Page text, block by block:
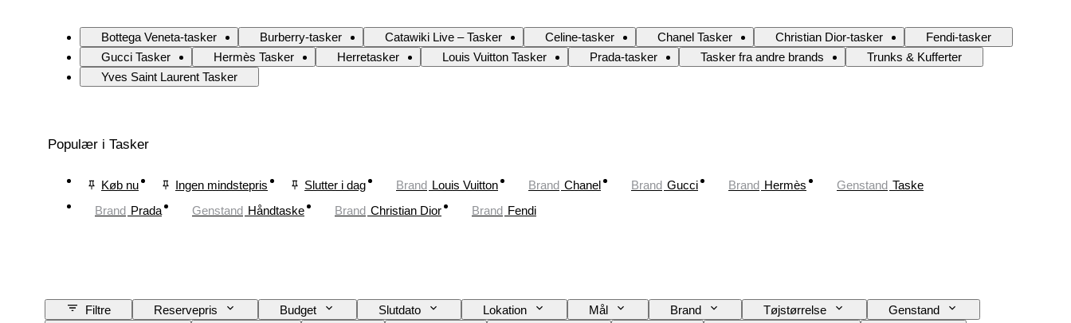
Bottega Veneta-tasker Burberry-tasker Catawiki Live – Tasker Celine-tasker Chanel Tasker Christian Dior-tasker
Fendi-tasker
Gucci Tasker
Hermès Tasker Herretasker Louis Vuitton Tasker Prada-tasker Tasker fra andre brands
Trunks & Kufferter
Yves Saint Laurent Tasker
Populær i Tasker
Køb nu Ingen mindstepris Slutter i dag Brand Louis Vuitton Brand Chanel Brand Gucci Brand Hermès Genstand Taske
Brand Prada Genstand Håndtaske Brand Christian Dior Brand Fendi
Filtre Reservepris Budget Slutdato Lokation Mål Brand Tøjstørrelse
Genstand